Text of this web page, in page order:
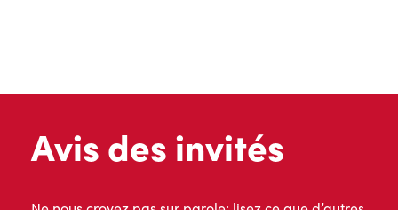
Avis des invités